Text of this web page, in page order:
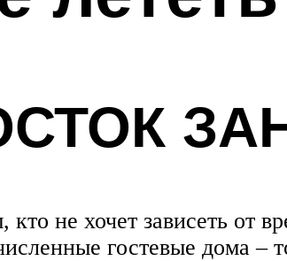
не хочет зависеть от
гостевые дома –